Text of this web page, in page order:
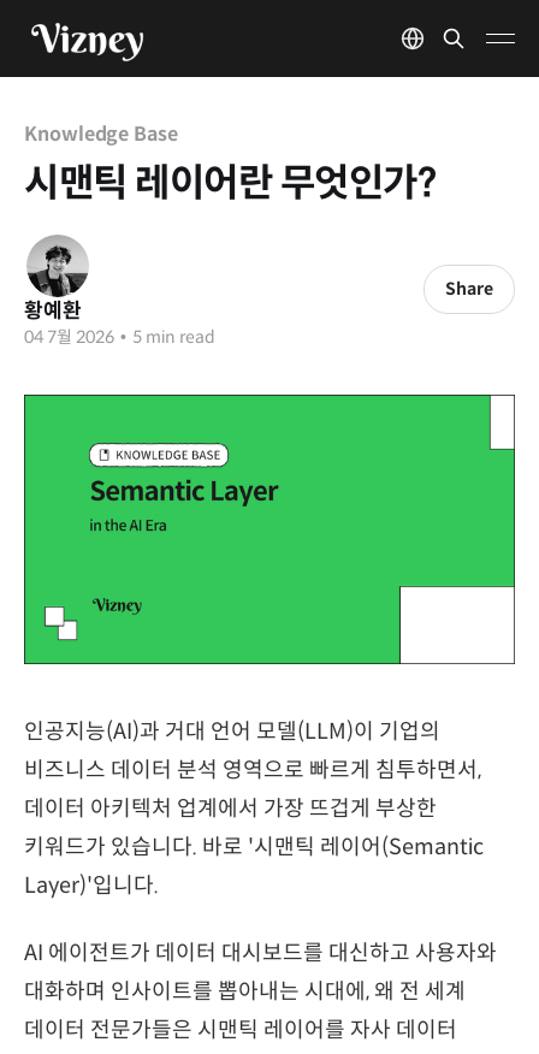
Knowledge Base
시맨틱 레이어란 무엇인가?
황예환
04 7월 2026 • 5 min read
Share
인공지능(AI)과 거대 언어 모델(LLM)이 기업의
비즈니스 데이터 분석 영역으로 빠르게 침투하면서,
데이터 아키텍처 업계에서 가장 뜨겁게 부상한
키워드가 있습니다. 바로 '시맨틱 레이어(Semantic
Layer)'입니다.
AI 에이전트가 데이터 대시보드를 대신하고 사용자와
대화하며 인사이트를 뽑아내는 시대에, 왜 전 세계
데이터 전문가들은 시맨틱 레이어를 자사 데이터